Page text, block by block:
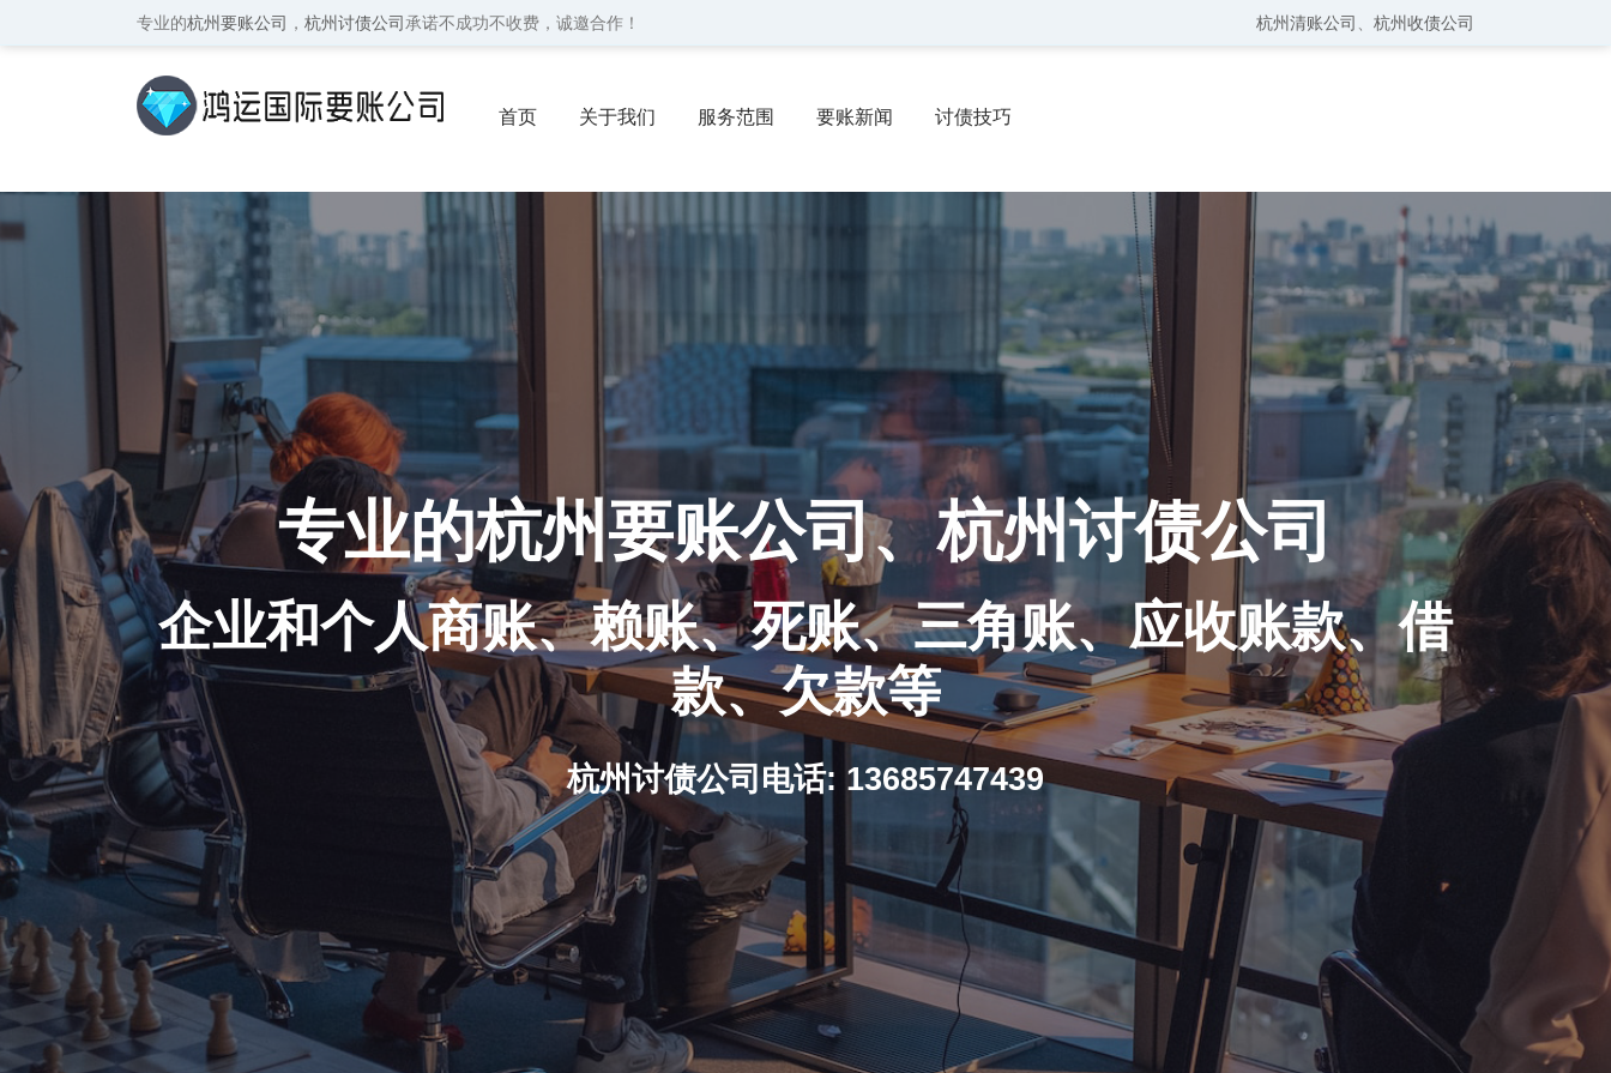
专业的杭州要账公司 ， 杭州讨债公司 承诺不成功不收费，诚邀合作！ 杭州清账公司 杭州收债公司
首页 关于我们 服务范围 要账新闻 讨债技巧
保密协议 委托流程 联系我们
专业的杭州要账公司、杭州讨债公司
企业和个人商账、赖账、死账、三角账、应收账款、借
款、欠款等
杭州讨债公司电话: 13685747439